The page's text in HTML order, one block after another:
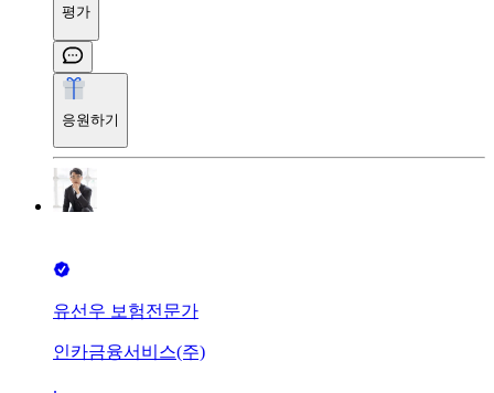
평가
응원하기
유선우 보험전문가
인카금융서비스(주)